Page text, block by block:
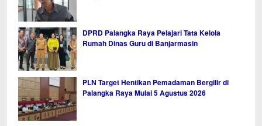
DPRD Palangka Raya Pelajari Tata Kelola
Rumah Dinas Guru di Banjarmasin
PLN Target Hentikan Pemadaman Bergilir di
Palangka Raya Mulai 5 Agustus 2026